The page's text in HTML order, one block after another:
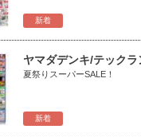
新着
新着
ヤマダデンキ/テック
夏祭りスーパーSALE！